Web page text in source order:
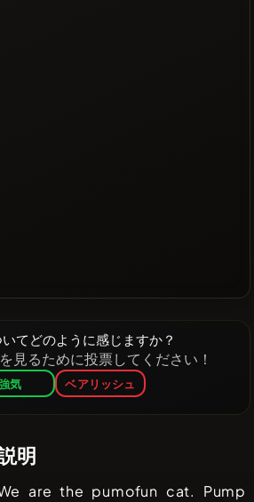
てどのように感じますか？
見るために投票してください！
気 ベアリッシュ
明
are the pumofun cat. Pump